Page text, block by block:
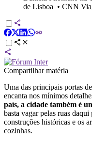
de Lisboa • CNN
Compartilhar matéria
Uma das principais portas
encanta nos mínimos
país, a cidade também é
basta vagar pelas ruas
construções históricas e os
cozinhas.